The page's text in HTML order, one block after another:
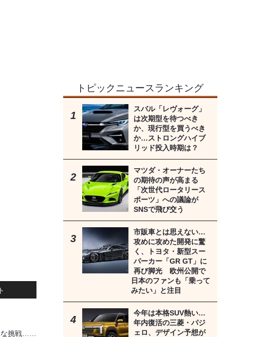
トピックニュースランキング
スバル「レヴォーグ」
は次期型を待つべき
か、現行型を買うべき
か…ストロングハイブ
リッド投入時期は？
マツダ・オーナーたち
の期待の声が高まる
「次世代ロータリース
ポーツ」への議論が
SNSで飛び交う
市販車とは思えない…
攻めに攻めた開発に驚
く、トヨタ・新型スー
パーカー「GR GT」に
再び脚光 欧州公開で
日本のファンも「乗って
みたい」と注目
今年は本格SUV熱い…
年内復活の三菱・パジ
ェロ、デザイン予想が